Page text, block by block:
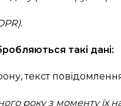
такі дані:
текст
року з моменту їх